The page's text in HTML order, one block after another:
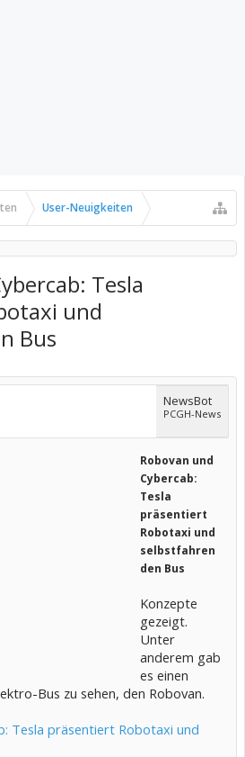
User-Neuigkeiten
Tesla
und
Bus
NewsBot
PCGH-News
Robovan und
Cybercab:
Tesla
präsentiert
Robotaxi und
selbstfahren
den Bus
Konzepte
gezeigt.
Unter
anderem gab
es einen
Bus zu sehen, den Robovan.
Tesla präsentiert Robotaxi und